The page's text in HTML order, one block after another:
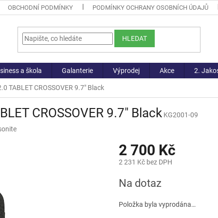
OBCHODNÍ PODMÍNKY PODMÍNKY OCHRANY OSOBNÍCH ÚDAJŮ
HLEDAT
a škola Galanterie Výprodej Akce 2.
TABLET CROSSOVER 9.7" Black
CROSSOVER 9.7" Black KG2001-09
2 700 Kč
2 231 Kč bez DPH
cena:
Na dotaz
Položka byla vyprodána…